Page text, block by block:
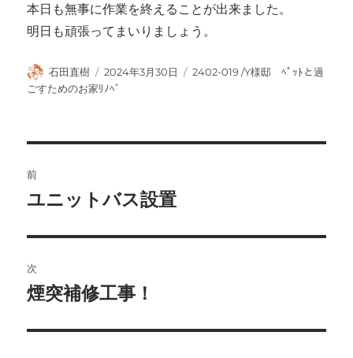
本日も無事に作業を終えることが出来ました。
明日も頑張ってまいりましょう。
投
稿
石田直樹
投
稿
2024年3月30日
カ
2402-019 /Y様邸 ﾍﾟｯﾄと過
ごすためのお家ﾘﾉﾍﾞ
稿
ビ
ゲ
ー
前
前
投
稿:
ユニットバス設置
次
次
投
煙突補修工事！